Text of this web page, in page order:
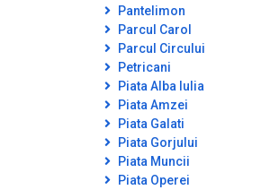
Pantelimon
Parcul Carol
Parcul Circului
Petricani
Piata Alba Iulia
Piata Amzei
Piata Galati
Piata Gorjului
Piata Muncii
Piata Operei